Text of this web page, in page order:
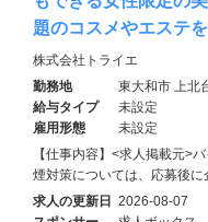
題のコスメやエステ
株式会社トライエ
勤務地
東大和市 上北
給与タイプ
未設定
雇用形態
未設定
【仕事内容】<求人掲載元>
煙対策については、応募後
求人の更新日 2026-08-07